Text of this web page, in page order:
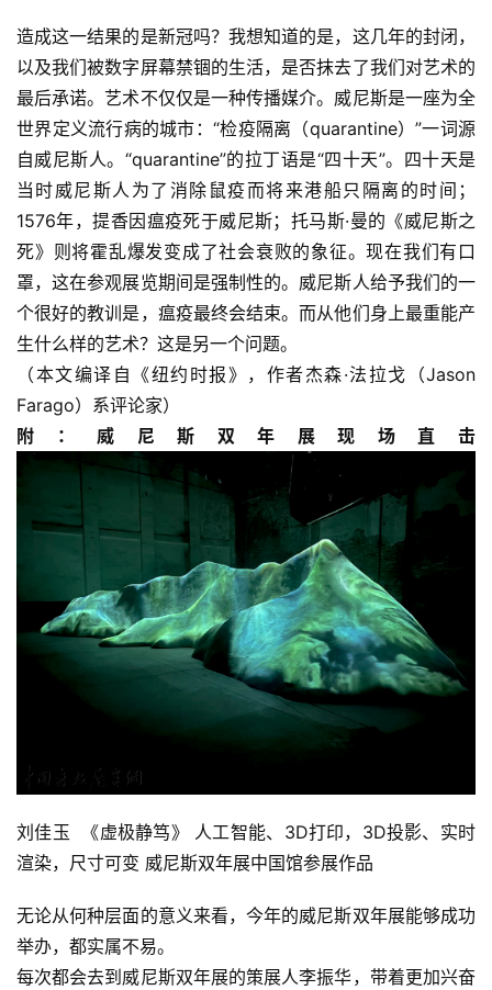
造成这一结果的是新冠吗？我想知道的是，这几年的封闭，
以及我们被数字屏幕禁锢的生活，是否抹去了我们对艺术的
最后承诺。艺术不仅仅是一种传播媒介。威尼斯是一座为全
世界定义流行病的城市：“检疫隔离（quarantine）”一词源
自威尼斯人。“quarantine”的拉丁语是“四十天”。四十天是
当时威尼斯人为了消除鼠疫而将来港船只隔离的时间；
1576年，提香因瘟疫死于威尼斯；托马斯·曼的《威尼斯之
死》则将霍乱爆发变成了社会衰败的象征。现在我们有口
罩，这在参观展览期间是强制性的。威尼斯人给予我们的一
个很好的教训是，瘟疫最终会结束。而从他们身上最重能产
生什么样的艺术？这是另一个问题。
（本文编译自《纽约时报》，作者杰森·法拉戈（Jason
Farago）系评论家）
附：威尼斯双年展现场直击
刘佳玉  《虚极静笃》 人工智能、3D打印，3D投影、实时
渲染，尺寸可变 威尼斯双年展中国馆参展作品
无论从何种层面的意义来看，今年的威尼斯双年展能够成功
举办，都实属不易。
每次都会去到威尼斯双年展的策展人李振华，带着更加兴奋